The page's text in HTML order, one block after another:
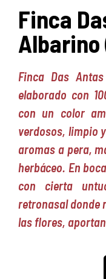
Finca
Albarino
Finca Das
elaborado con
con un color
verdosos, limpio
aromas a pera,
herbáceo. En
con cierta
retronasal donde
las flores,